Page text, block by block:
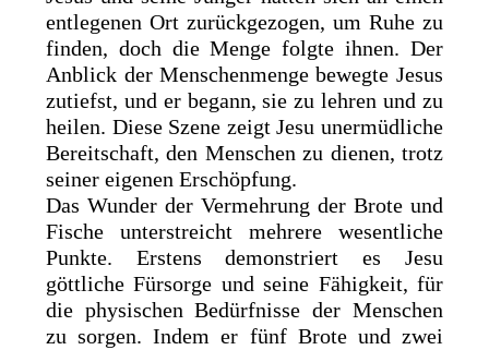
entlegenen Ort zurückgezogen, um Ruhe zu
finden, doch die Menge folgte ihnen. Der
Anblick der Menschenmenge bewegte Jesus
zutiefst, und er begann, sie zu lehren und zu
heilen. Diese Szene zeigt Jesu unermüdliche
Bereitschaft, den Menschen zu dienen, trotz
seiner eigenen Erschöpfung.
Das Wunder der Vermehrung der Brote und
Fische unterstreicht mehrere wesentliche
Punkte. Erstens demonstriert es Jesu
göttliche Fürsorge und seine Fähigkeit, für
die physischen Bedürfnisse der Menschen
zu sorgen. Indem er fünf Brote und zwei